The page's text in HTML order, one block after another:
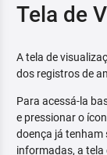
Tela de
A tela de
dos registros de
Para acessá-la
e pressionar o
doença já tenham
informadas, a